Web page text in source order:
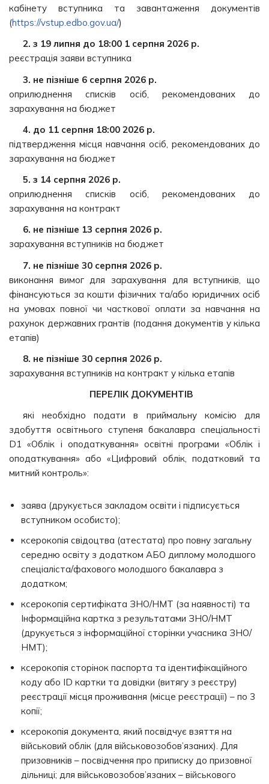
кабінету вступника та завантаження документів
(https://vstup.edbo.gov.ua/)
2. з 19 липня до 18:00 1 серпня 2026 р.
реєстрація заяви вступника
3. не пізніше 6 серпня 2026 р.
оприлюднення списків осіб, рекомендованих до
зарахування на бюджет
4. до 11 серпня 18:00 2026 р.
підтвердження місця навчання осіб, рекомендованих до
зарахування на бюджет
5. з 14 серпня 2026 р.
оприлюднення списків осіб, рекомендованих до
зарахування на контракт
6. не пізніше 13 серпня 2026 р.
зарахування вступників на бюджет
7. не пізніше 30 серпня 2026 р.
виконання вимог для зарахування для вступників, що
фінансуються за кошти фізичних та/або юридичних осіб
на умовах повної чи часткової оплати за навчання на
рахунок державних грантів (подання документів у кілька
етапів)
8. не пізніше 30 серпня 2026 р.
зарахування вступників на контракт у кілька етапів
ПЕРЕЛІК ДОКУМЕНТІВ
які необхідно подати в приймальну комісію для
здобуття освітнього ступеня бакалавра спеціальності
D1 «Облік і оподаткування» освітні програми «Облік і
оподаткування» або «Цифровий облік, податковий та
митний контроль»:
заява (друкується закладом освіти і підписується
вступником особисто);
ксерокопія свідоцтва (атестата) про повну загальну
середню освіту з додатком АБО диплому молодшого
спеціаліста/фахового молодшого бакалавра з
додатком;
ксерокопія сертифіката ЗНО/НМТ (за наявності) та
Інформаційна картка з результатами ЗНО/НМТ
(друкується з інформаційної сторінки учасника ЗНО/
НМТ);
ксерокопія сторінок паспорта та ідентифікаційного
коду або ІD картки та довідки (витягу з реєстру)
реєстрації місця проживання (місце реєстрації) – по 3
копії;
ксерокопія документа, який посвідчує взяття на
військовий облік (для військовозобов’язаних). Для
призовників – посвідчення про приписку до призовної
дільниці; для військовозобов’язаних – військового